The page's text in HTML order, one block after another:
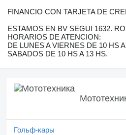
FINANCIO CON TARJETA DE
ESTAMOS EN BV SEGUI 1632.
HORARIOS DE ATENCION:
DE LUNES A VIERNES DE 10 HS
SABADOS DE 10 HS A 13 HS.
Гольф-кары